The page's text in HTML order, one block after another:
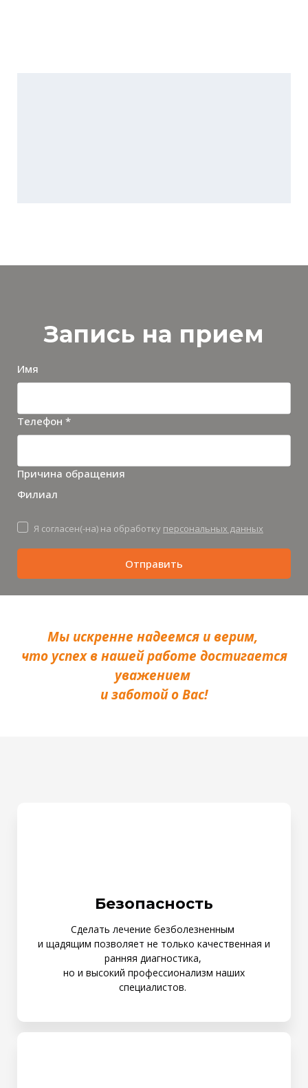
Запись на прием
Имя
Телефон *
Причина обращения
Филиал
Отправить
Я согласен(-на) на обработку персональных данных
Мы искренне надеемся и верим,
что успех в нашей работе достигается
уважением
и заботой о Вас!
Безопасность
Сделать лечение безболезненным
и щадящим позволяет не только качественная и
ранняя диагностика,
но и высокий профессионализм наших
специалистов.